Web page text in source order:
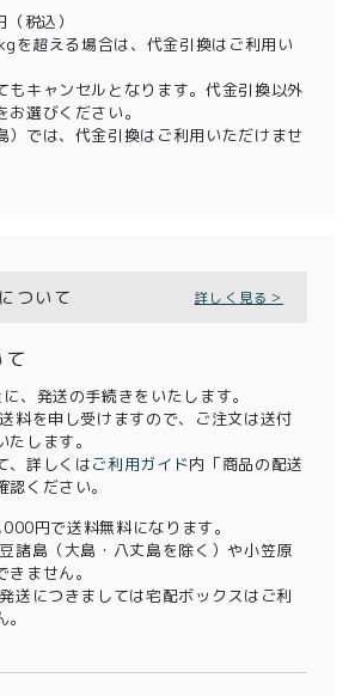
税込）
を超える場合は、代金引換はご利用い
もキャンセルとなります。代金引換以外
選びください。
では、代金引換はご利用いただけませ
ついて 詳しく見る＞
、発送の手続きをいたします。
料を申し受けますので、ご注文は送付
します。
、詳しくはご利用ガイド内「商品の配送
ください。
円で送料無料になります。
諸島（大島・八丈島を除く）や小笠原
ません。
送につきましては宅配ボックスはご利